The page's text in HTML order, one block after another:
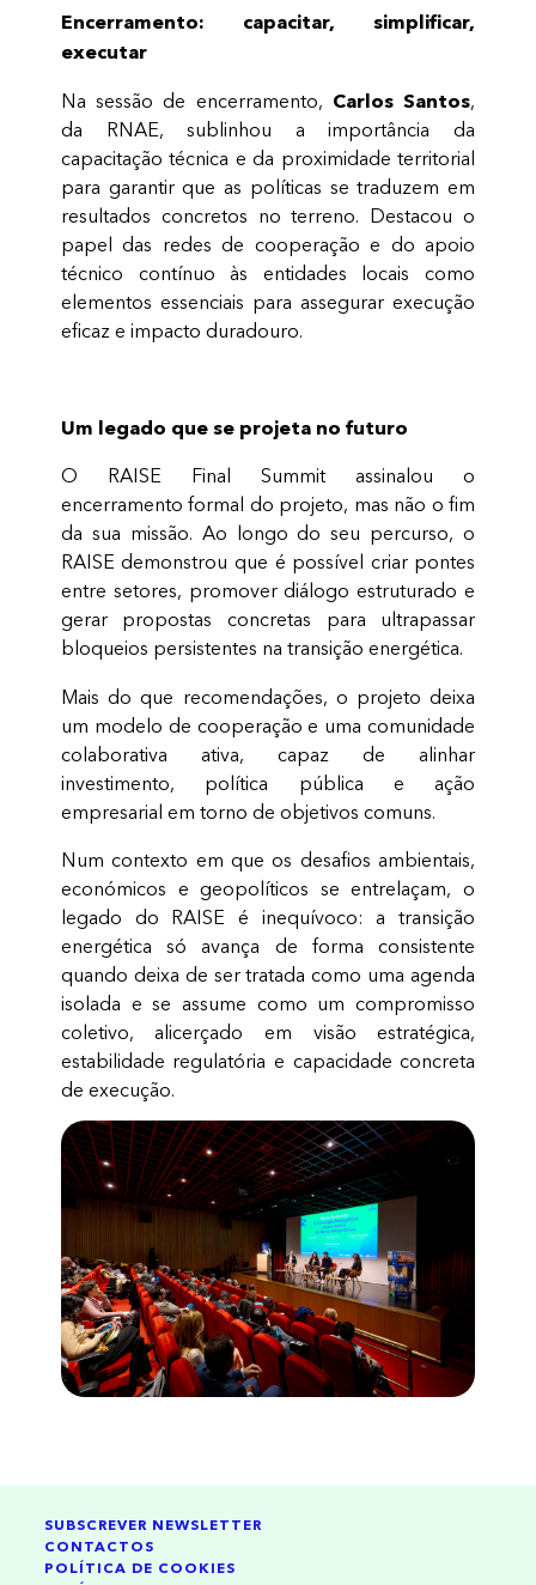
Encerramento: capacitar, simplificar,
executar
Na sessão de encerramento, Carlos Santos,
da RNAE, sublinhou a importância da
capacitação técnica e da proximidade territorial
para garantir que as políticas se traduzem em
resultados concretos no terreno. Destacou o
papel das redes de cooperação e do apoio
técnico contínuo às entidades locais como
elementos essenciais para assegurar execução
eficaz e impacto duradouro.
Um legado que se projeta no futuro
O RAISE Final Summit assinalou o
encerramento formal do projeto, mas não o fim
da sua missão. Ao longo do seu percurso, o
RAISE demonstrou que é possível criar pontes
entre setores, promover diálogo estruturado e
gerar propostas concretas para ultrapassar
bloqueios persistentes na transição energética.
Mais do que recomendações, o projeto deixa
um modelo de cooperação e uma comunidade
colaborativa ativa, capaz de alinhar
investimento, política pública e ação
empresarial em torno de objetivos comuns.
Num contexto em que os desafios ambientais,
económicos e geopolíticos se entrelaçam, o
legado do RAISE é inequívoco: a transição
energética só avança de forma consistente
quando deixa de ser tratada como uma agenda
isolada e se assume como um compromisso
coletivo, alicerçado em visão estratégica,
estabilidade regulatória e capacidade concreta
de execução.
SUBSCREVER NEWSLETTER
CONTACTOS
POLÍTICA DE COOKIES